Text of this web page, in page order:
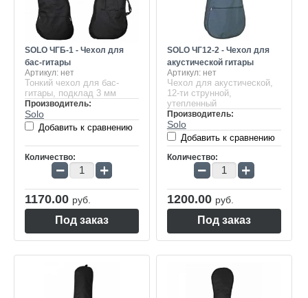
SOLO ЧГБ-1 - Чехол для
бас-гитары
Артикул: нет
Тонкий чехол для бас-
гитары, подклад 3 мм
Производитель:
Solo
Добавить к сравнению
Количество:
− +
1170.00 руб.
Под заказ
SOLO ЧГ12-2 - Чехол для
акустической гитары
Артикул:нет
Чехол для акустической,
12-ти струнной,
утепленный
Производитель:
Solo
Добавить к сравнению
Количество:
− +
1200.00 руб.
Под заказ